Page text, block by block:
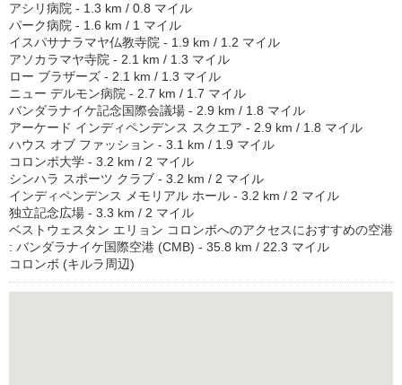
アシリ病院 - 1.3 km / 0.8 マイル
パーク病院 - 1.6 km / 1 マイル
イスパサナラマヤ仏教寺院 - 1.9 km / 1.2 マイル
アソカラマヤ寺院 - 2.1 km / 1.3 マイル
ロー ブラザーズ - 2.1 km / 1.3 マイル
ニュー デルモン病院 - 2.7 km / 1.7 マイル
バンダラナイケ記念国際会議場 - 2.9 km / 1.8 マイル
アーケード インディペンデンス スクエア - 2.9 km / 1.8 マイル
ハウス オブ ファッション - 3.1 km / 1.9 マイル
コロンボ大学 - 3.2 km / 2 マイル
シンハラ スポーツ クラブ - 3.2 km / 2 マイル
インディペンデンス メモリアル ホール - 3.2 km / 2 マイル
独立記念広場 - 3.3 km / 2 マイル
ベストウェスタン エリョン コロンボへのアクセスにおすすめの空港
: バンダラナイケ国際空港 (CMB) - 35.8 km / 22.3 マイル
コロンボ (キルラ周辺)